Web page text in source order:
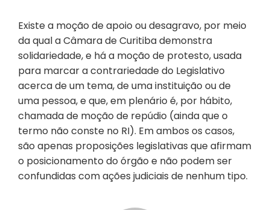
Existe a moção de apoio ou desagravo, por meio
da qual a Câmara de Curitiba demonstra
solidariedade, e há a moção de protesto, usada
para marcar a contrariedade do Legislativo
acerca de um tema, de uma instituição ou de
uma pessoa, e que, em plenário é, por hábito,
chamada de moção de repúdio (ainda que o
termo não conste no RI). Em ambos os casos,
são apenas proposições legislativas que afirmam
o posicionamento do órgão e não podem ser
confundidas com ações judiciais de nenhum tipo.